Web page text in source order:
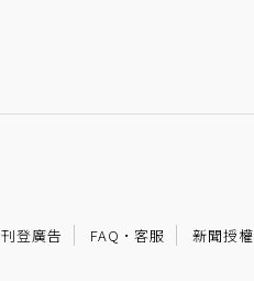
刊登廣告 FAQ · 客服 新聞授權